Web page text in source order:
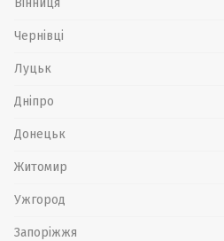
Чернівці
Луцьк
Дніпро
Донецьк
Житомир
Ужгород
Запоріжжя